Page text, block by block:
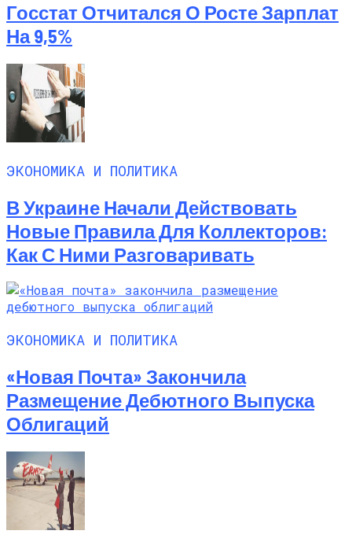
Госстат Отчитался О Росте Зарплат
На 9,5%
ЭКОНОМИКА И ПОЛИТИКА
В Украине Начали Действовать
Новые Правила Для Коллекторов:
Как С Ними Разговаривать
ЭКОНОМИКА И ПОЛИТИКА
«Новая Почта» Закончила
Размещение Дебютного Выпуска
Облигаций